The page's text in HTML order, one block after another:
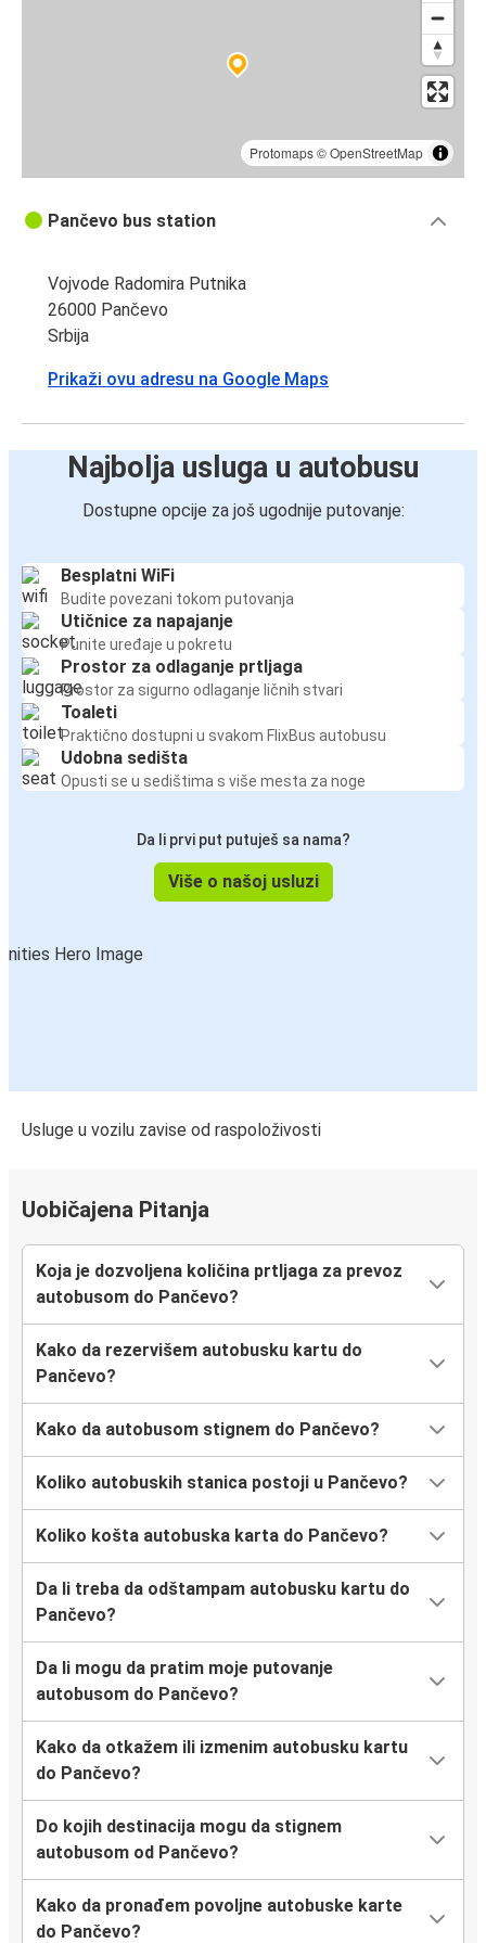
Bratislava
Pančevo
Memmingen
Pančevo
Arad
Pančevo
Pančevo
Pančevo
Bratislava
Protomaps©OpenStreetMap
Pančevo bus station
Vojvode Radomira Putnika
26000 Pančevo
Srbija
Prikaži ovu adresu na Google Maps
Najbolja usluga u autobusu
Dostupne opcije za još ugodnije putovanje:
Besplatni WiFi
Budite povezani tokom putovanja
Utičnice za napajanje
Punite uređaje u pokretu
Prostor za odlaganje prtljaga
Prostor za sigurno odlaganje ličnih stvari
Toaleti
Praktično dostupni u svakom FlixBus autobusu
Udobna sedišta
Opusti se u sedištima s više mesta za noge
Da li prvi put putuješ sa nama?
Više o našoj usluzi
Usluge u vozilu zavise od raspoloživosti
Uobičajena Pitanja
Koja je dozvoljena količina prtljaga za prevoz
autobusom do Pančevo?
Kako da rezervišem autobusku kartu do
Pančevo?
Kako da autobusom stignem do Pančevo?
Koliko autobuskih stanica postoji u Pančevo?
Koliko košta autobuska karta do Pančevo?
Da li treba da odštampam autobusku kartu do
Pančevo?
Da li mogu da pratim moje putovanje
autobusom do Pančevo?
Kako da otkažem ili izmenim autobusku kartu
do Pančevo?
Do kojih destinacija mogu da stignem
autobusom od Pančevo?
Kako da pronađem povoljne autobuske karte
do Pančevo?